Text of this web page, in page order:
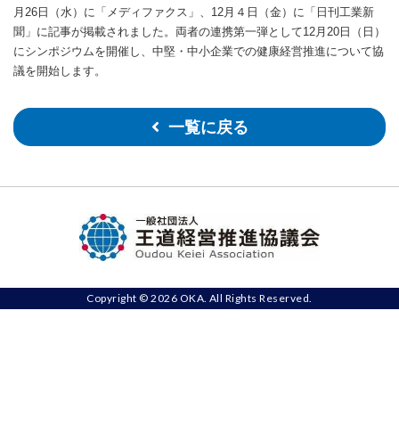
月26日（水）に「メディファクス」、12月４日（金）に「日刊工業新
聞」に記事が掲載されました。両者の連携第一弾として12月20日（日）
にシンポジウムを開催し、中堅・中小企業での健康経営推進について協
議を開始します。
一覧に戻る
Copyright © 2026 OKA. All Rights Reserved.